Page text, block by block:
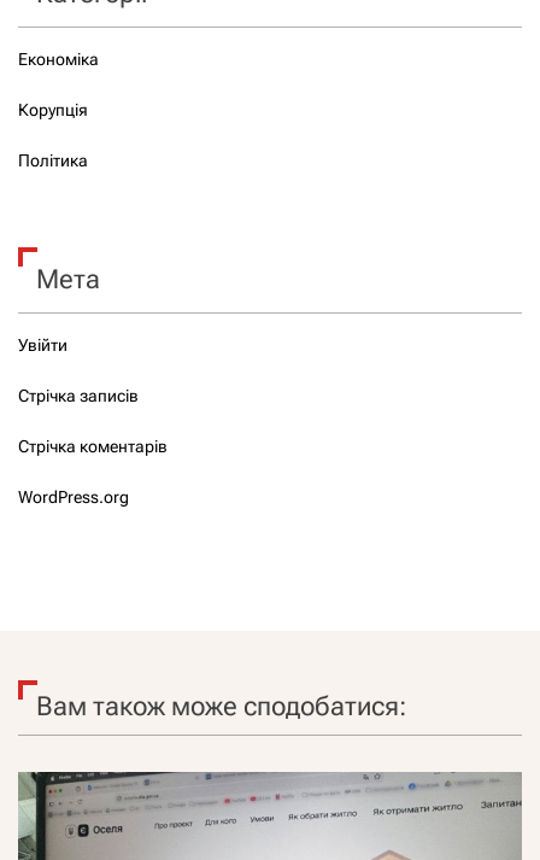
Економіка
Корупція
Політика
Мета
Увійти
Стрічка записів
Стрічка коментарів
WordPress.org
Вам також може сподобатися: